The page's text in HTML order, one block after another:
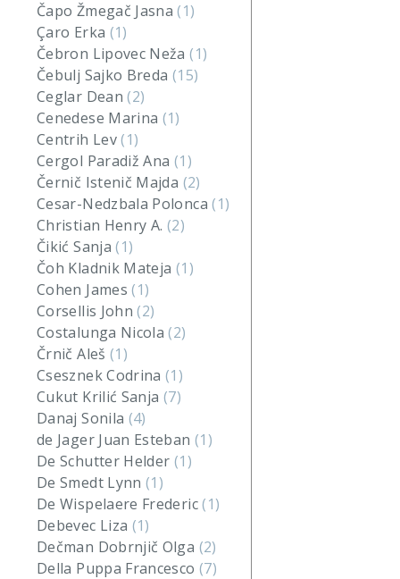
Čapo Žmegač Jasna(1)
Çaro Erka (1)
Čebron Lipovec Neža(1)
Čebulj Sajko Breda (15)
Ceglar Dean(2)
Cenedese Marina (1)
Centrih Lev(1)
Cergol Paradiž Ana (1)
Černič Istenič Majda (2)
Cesar-Nedzbala Polonca(1)
Christian Henry A. (2)
Čikić Sanja(1)
Čoh Kladnik Mateja (1)
Cohen James(1)
Corsellis John(2)
Costalunga Nicola(2)
Črnič Aleš (1)
Csesznek Codrina(1)
Cukut Krilić Sanja (7)
Danaj Sonila (4)
de Jager Juan Esteban (1)
De Schutter Helder (1)
De Smedt Lynn(1)
De Wispelaere Frederic(1)
Debevec Liza (1)
Dečman Dobrnjič Olga (2)
Della Puppa Francesco (7)